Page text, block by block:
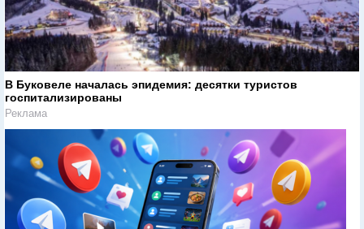
В Буковеле началась эпидемия: десятки туристов
госпитализированы
Реклама